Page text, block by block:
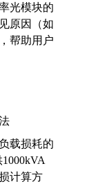
光模块的
原因（如
帮助用户
载损耗的
计算方